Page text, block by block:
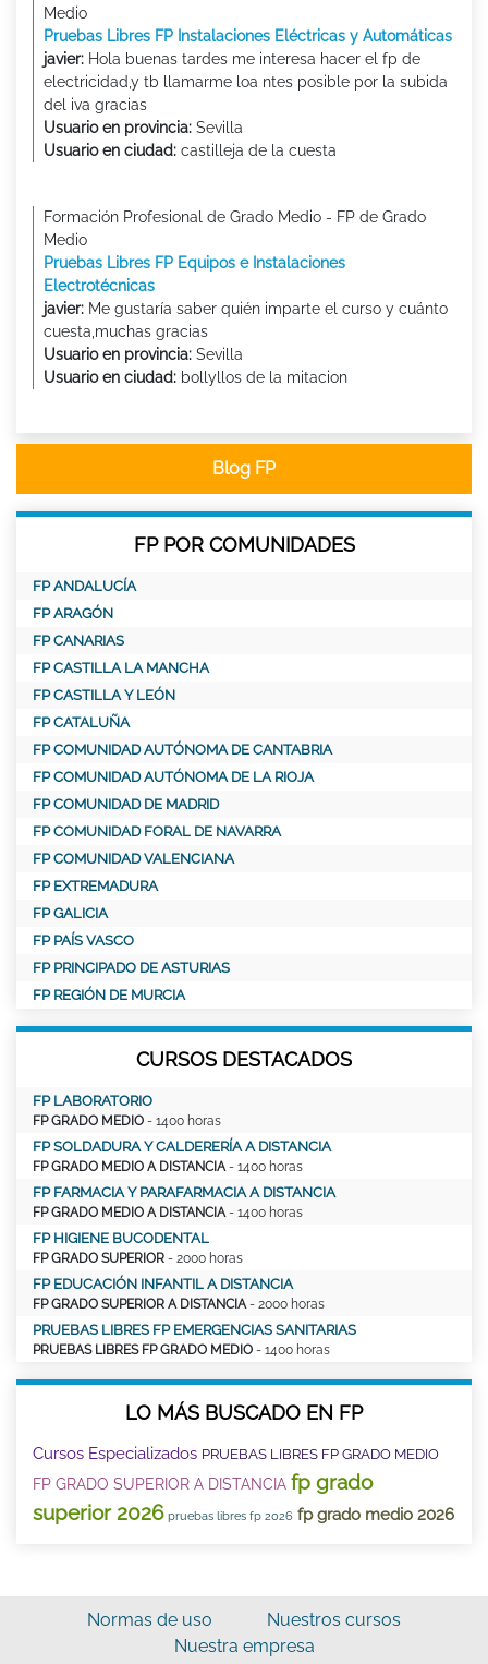
Medio
Pruebas Libres FP Instalaciones Eléctricas y Automáticas
javier: Hola buenas tardes me interesa hacer el fp de
electricidad,y tb llamarme loa ntes posible por la subida
del iva gracias
Usuario en provincia: Sevilla
Usuario en ciudad: castilleja de la cuesta
Formación Profesional de Grado Medio - FP de Grado
Medio
Pruebas Libres FP Equipos e Instalaciones
Electrotécnicas
javier: Me gustaría saber quién imparte el curso y cuánto
cuesta,muchas gracias
Usuario en provincia: Sevilla
Usuario en ciudad: bollyllos de la mitacion
Blog FP
FP POR COMUNIDADES
FP ANDALUCÍA
FP ARAGÓN
FP CANARIAS
FP CASTILLA LA MANCHA
FP CASTILLA Y LEÓN
FP CATALUÑA
FP COMUNIDAD AUTÓNOMA DE CANTABRIA
FP COMUNIDAD AUTÓNOMA DE LA RIOJA
FP COMUNIDAD DE MADRID
FP COMUNIDAD FORAL DE NAVARRA
FP COMUNIDAD VALENCIANA
FP EXTREMADURA
FP GALICIA
FP PAÍS VASCO
FP PRINCIPADO DE ASTURIAS
FP REGIÓN DE MURCIA
CURSOS DESTACADOS
FP LABORATORIO
FP GRADO MEDIO - 1400 horas
FP SOLDADURA Y CALDERERÍA A DISTANCIA
FP GRADO MEDIO A DISTANCIA - 1400 horas
FP FARMACIA Y PARAFARMACIA A DISTANCIA
FP GRADO MEDIO A DISTANCIA - 1400 horas
FP HIGIENE BUCODENTAL
FP GRADO SUPERIOR - 2000 horas
FP EDUCACIÓN INFANTIL A DISTANCIA
FP GRADO SUPERIOR A DISTANCIA - 2000 horas
PRUEBAS LIBRES FP EMERGENCIAS SANITARIAS
PRUEBAS LIBRES FP GRADO MEDIO - 1400 horas
LO MÁS BUSCADO EN FP
Cursos Especializados PRUEBAS LIBRES FP GRADO MEDIO
FP GRADO SUPERIOR A DISTANCIA fp grado
superior 2026 pruebas libres fp 2026 fp grado medio 2026
Normas de uso
Nuestros cursos
Nuestra empresa